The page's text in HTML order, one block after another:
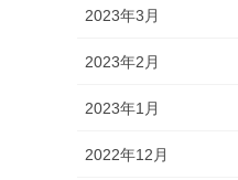
2023年3月
2023年2月
2023年1月
2022年12月